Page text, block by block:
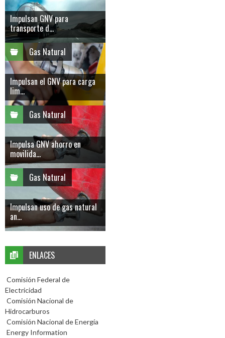
Impulsan GNV para
transporte d...
Gas Natural
Impulsan el GNV para carga
lim...
Gas Natural
Impulsa GNV ahorro en
movilida...
Gas Natural
Impulsan uso de gas natural
an...
ENLACES
Comisión Federal de
Electricidad
Comisión Nacional de
Hidrocarburos
Comisión Nacional de Energía
Energy Information